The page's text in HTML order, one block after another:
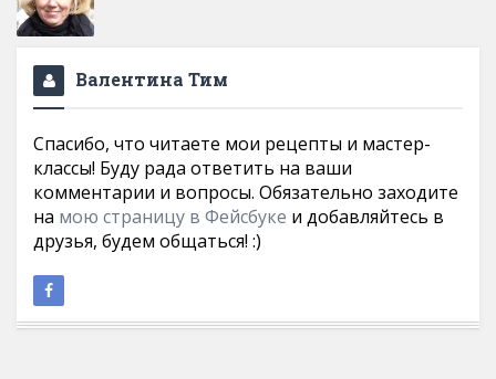
Валентина Тим
Спасибо, что читаете мои рецепты и мастер-
классы! Буду рада ответить на ваши
комментарии и вопросы. Обязательно заходите
на мою страницу в Фейсбуке и добавляйтесь в
друзья, будем общаться! :)